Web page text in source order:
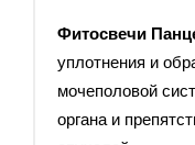
Фитосвечи
уплотнения и
мочеполовой
органа и